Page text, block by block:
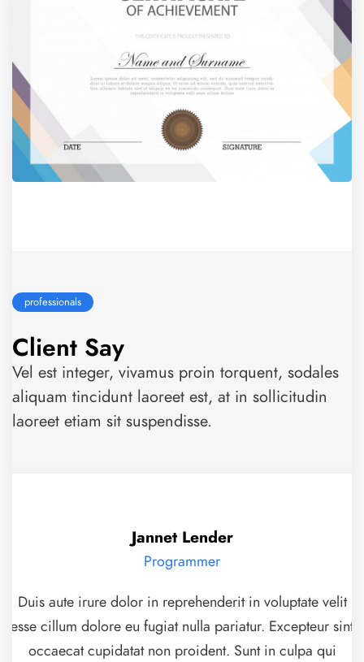
professionals
Client Say
Vel est integer, vivamus proin torquent, sodales
aliquam tincidunt laoreet est, at in sollicitudin
laoreet etiam sit suspendisse.
Jannet Lender
Programmer
Duis aute irure dolor in reprehenderit in voluptate velit
esse cillum dolore eu fugiat nulla pariatur. Excepteur sint
occaecat cupidatat non proident. Sunt in culpa qui